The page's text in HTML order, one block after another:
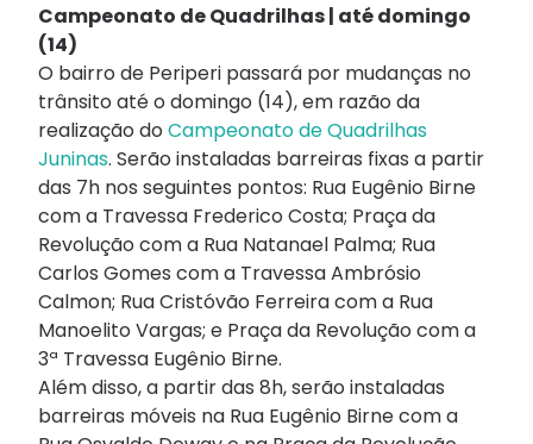
Campeonato de Quadrilhas | até domingo
(14)
O bairro de Periperi passará por mudanças no
trânsito até o domingo (14), em razão da
realização do Campeonato de Quadrilhas
Juninas. Serão instaladas barreiras fixas a partir
das 7h nos seguintes pontos: Rua Eugênio Birne
com a Travessa Frederico Costa; Praça da
Revolução com a Rua Natanael Palma; Rua
Carlos Gomes com a Travessa Ambrósio
Calmon; Rua Cristóvão Ferreira com a Rua
Manoelito Vargas; e Praça da Revolução com a
3ª Travessa Eugênio Birne.
Além disso, a partir das 8h, serão instaladas
barreiras móveis na Rua Eugênio Birne com a